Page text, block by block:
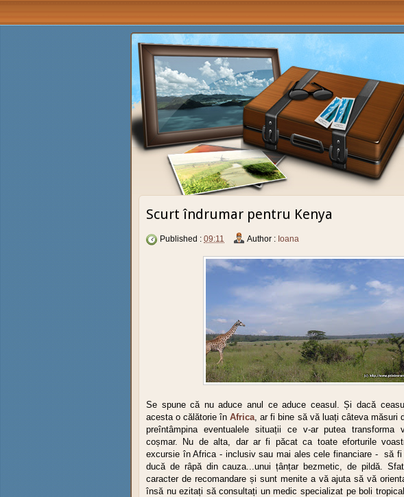
Scurt îndrumar pentru Kenya
Published : 09:11 Author : Ioana
Se spune că nu aduce anul ce aduce ceasul. Și dacă
acesta o călătorie înAfrica, ar fi bine să vă luați câteva măsuri
preîntâmpina eventualele situații ce v-ar putea transforma
coșmar. Nu de alta, dar ar fi păcat ca toate eforturile
excursie în Africa- inclusiv sau mai ales cele financiare - să
ducă de râpă din cauza...unui țânțar bezmetic, de pildă.
caracter de recomandare și sunt menite a vă ajuta să vă
însă nu ezitați să consultați un medic specializat pe boli